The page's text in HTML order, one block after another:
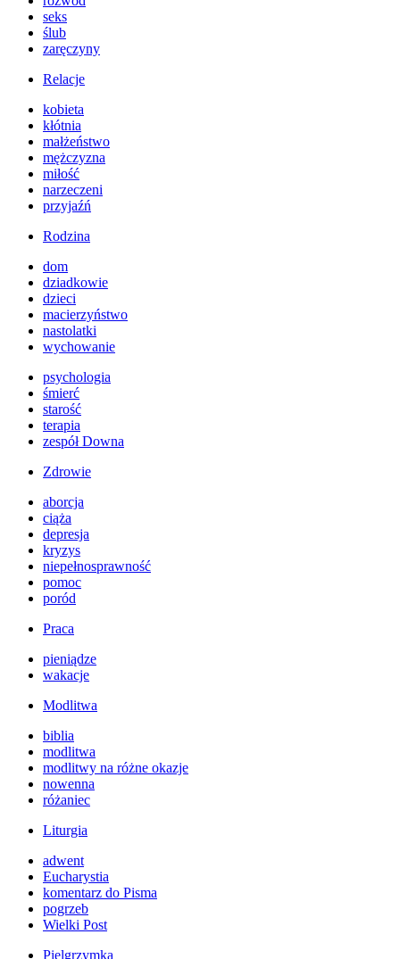
seks
ślub
zaręczyny
Relacje
kobieta
kłótnia
małżeństwo
mężczyzna
miłość
narzeczeni
przyjaźń
Rodzina
dom
dziadkowie
dzieci
macierzyństwo
nastolatki
wychowanie
psychologia
śmierć
starość
terapia
zespół Downa
Zdrowie
aborcja
ciąża
depresja
kryzys
niepełnosprawność
pomoc
poród
Praca
pieniądze
wakacje
Modlitwa
biblia
modlitwa
modlitwy na różne okazje
nowenna
różaniec
Liturgia
adwent
Eucharystia
komentarz do Pisma
pogrzeb
Wielki Post
Pielgrzymka